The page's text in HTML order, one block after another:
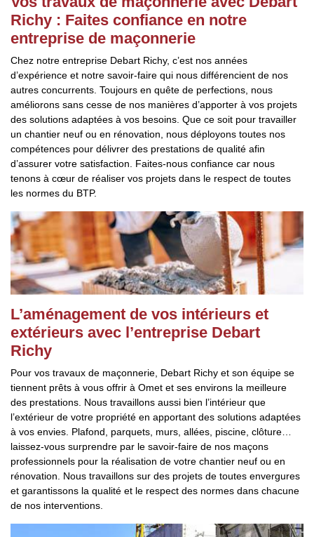
Richy : Faites confiance en notre
entreprise de maçonnerie
Chez notre entreprise Debart Richy, c’est nos années
d’expérience et notre savoir-faire qui nous différencient de nos
autres concurrents. Toujours en quête de perfections, nous
améliorons sans cesse de nos manières d’apporter à vos projets
des solutions adaptées à vos besoins. Que ce soit pour travailler
un chantier neuf ou en rénovation, nous déployons toutes nos
compétences pour délivrer des prestations de qualité afin
d’assurer votre satisfaction. Faites-nous confiance car nous
tenons à cœur de réaliser vos projets dans le respect de toutes
les normes du BTP.
L’aménagement de vos intérieurs et
extérieurs avec l’entreprise Debart
Richy
Pour vos travaux de maçonnerie, Debart Richy et son équipe se
tiennent prêts à vous offrir à Omet et ses environs la meilleure
des prestations. Nous travaillons aussi bien l’intérieur que
l’extérieur de votre propriété en apportant des solutions adaptées
à vos envies. Plafond, parquets, murs, allées, piscine, clôture…
laissez-vous surprendre par le savoir-faire de nos maçons
professionnels pour la réalisation de votre chantier neuf ou en
rénovation. Nous travaillons sur des projets de toutes envergures
et garantissons la qualité et le respect des normes dans chacune
de nos interventions.